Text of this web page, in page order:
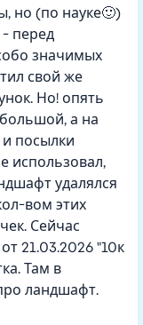
но (по науке🙂)
перед
значимых
свой же
Но! опять
а на
и посылки
использовал,
удалялся
вом этих
Сейчас
21.03.2026 "10к
Там в
ландшафт.